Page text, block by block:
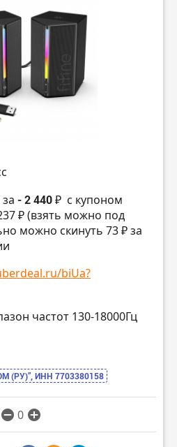
- 2 440 ₽ с купоном
₽ (взять можно под
можно скинуть 73 ₽ за
biUa?
частот 130-18000Гц
(РУ)”, ИНН 7703380158
0